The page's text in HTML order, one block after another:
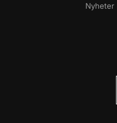
Nyheter